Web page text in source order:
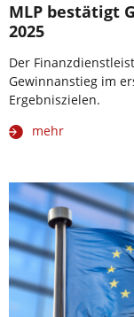
MLP bestätigt
2025
Der
Gewinnanstieg im
Ergebniszielen.
mehr